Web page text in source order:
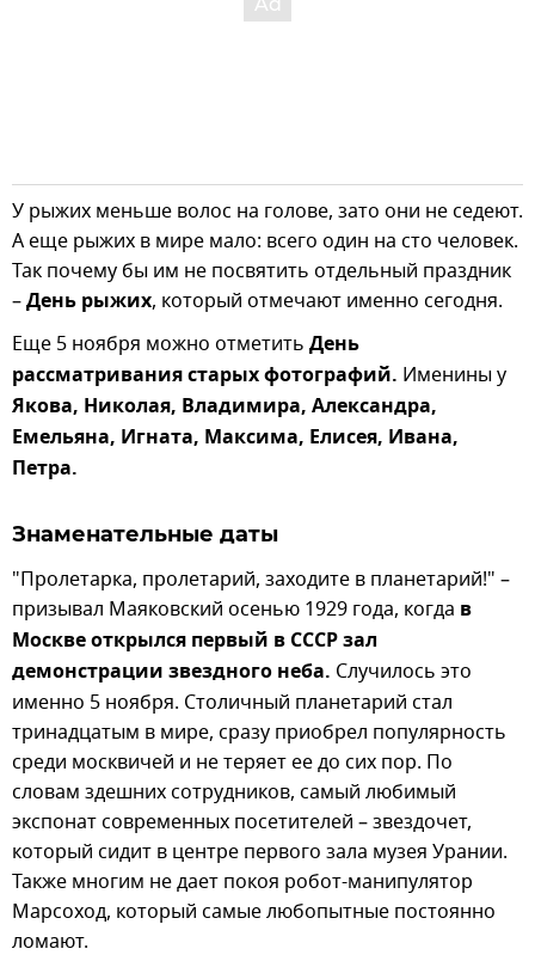
У рыжих меньше волос на голове, зато они не седеют.
А еще рыжих в мире мало: всего один на сто человек.
Так почему бы им не посвятить отдельный праздник
–День рыжих, который отмечают именно сегодня.
Еще 5 ноября можно отметить День
рассматривания старых фотографий. Именины у
Якова, Николая, Владимира, Александра,
Емельяна, Игната, Максима, Елисея, Ивана,
Петра.
Знаменательные даты
"Пролетарка, пролетарий, заходите в планетарий!" –
призывал Маяковский осенью 1929 года, когда в
Москве открылся первый в СССР зал
демонстрации звездного неба. Случилось это
именно 5 ноября. Столичный планетарий стал
тринадцатым в мире, сразу приобрел популярность
среди москвичей и не теряет ее до сих пор. По
словам здешних сотрудников, самый любимый
экспонат современных посетителей – звездочет,
который сидит в центре первого зала музея Урании.
Также многим не дает покоя робот-манипулятор
Марсоход, который самые любопытные постоянно
ломают.